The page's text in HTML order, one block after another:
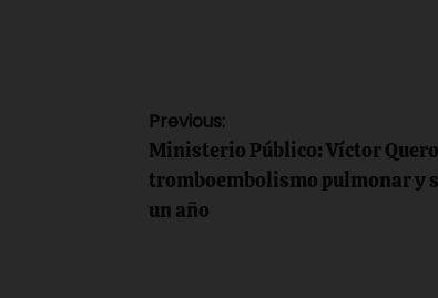
Navegación
de
entradas
Previous:
Ministerio Público: Víctor
tromboembolismo pulmonar y
un año